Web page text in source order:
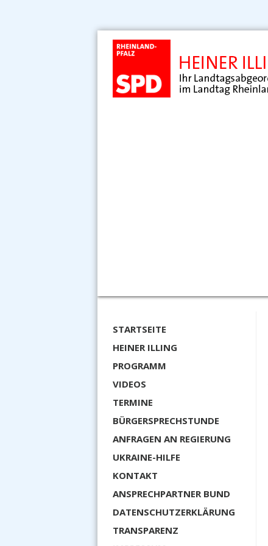
STARTSEITE
HEINER ILLING
PROGRAMM
VIDEOS
TERMINE
BÜRGERSPRECHSTUNDE
ANFRAGEN AN REGIERUNG
UKRAINE-HILFE
KONTAKT
ANSPRECHPARTNER BUND
DATENSCHUTZERKLÄRUNG
TRANSPARENZ